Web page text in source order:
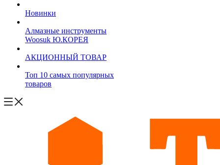
Новинки
Алмазные инструменты
Woosuk Ю.КОРЕЯ
АКЦИОННЫЙ ТОВАР
Топ 10 самых популярных
товаров